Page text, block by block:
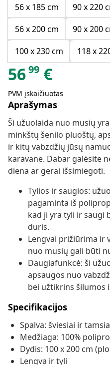
56 x 185 cm
90 x 220
56 x 200 cm
90 x 200
100 x 230 cm
118 x
5699 €
PVM įskaičiuotas
Aprašymas
Ši užuolaida nuo musių
minkštų šenilo pluoštų,
ir kitų vabzdžių jūsų
karavane. Dabar galėsite
diena ar gerai išsimiegoti.
Tylios ir saugios:
pagaminta iš
kad ji yra tyli ir saugi
duris.
Lengvai prižiūrima ir
nuo musių gali būti
Daugiafunkcė: ši
apsaugos nuo
bei užtikrins šilumos
Specifikacijos
Spalva: šviesiai ir
Medžiaga: 100%
Dydis: 100 x 200 cm
Lengva ir tyli